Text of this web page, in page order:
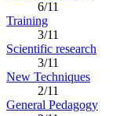
6/11
Training
3/11
Scientific research
3/11
New Techniques
2/11
General Pedagogy